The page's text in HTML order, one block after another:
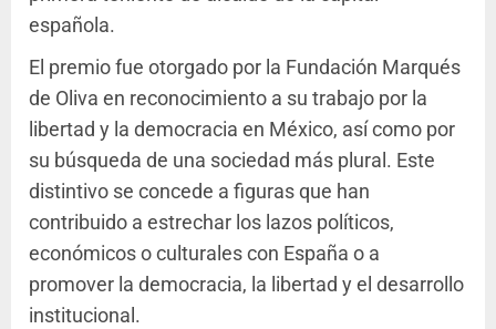
española.
El premio fue otorgado por la Fundación Marqués
de Oliva en reconocimiento a su trabajo por la
libertad y la democracia en México, así como por
su búsqueda de una sociedad más plural. Este
distintivo se concede a figuras que han
contribuido a estrechar los lazos políticos,
económicos o culturales con España o a
promover la democracia, la libertad y el desarrollo
institucional.